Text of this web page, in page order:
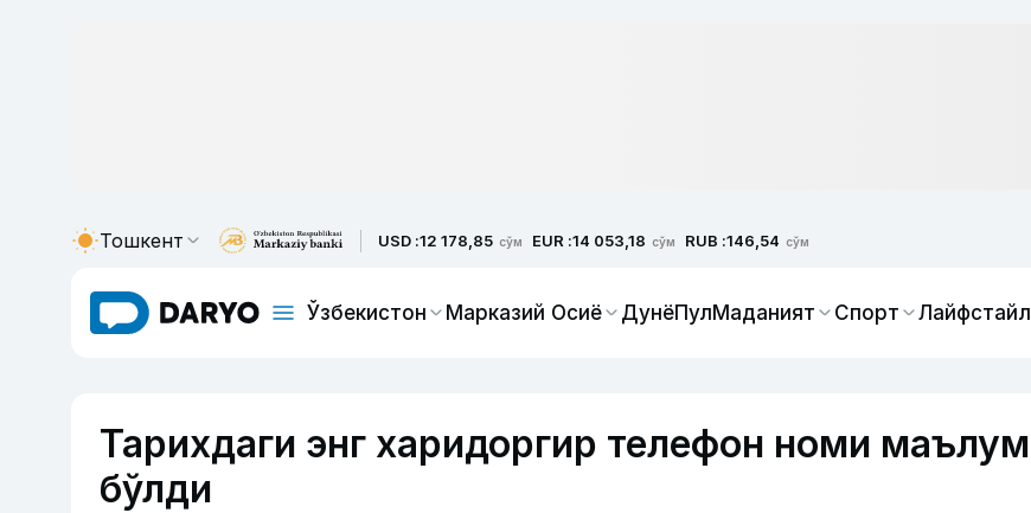
Тошкент USD :12 178,85 сўм EUR :14 053,18 сўм RUB :146,54 сўм
Ўзбекистон Марказий Осиё ДунёПулМаданият Спорт Лайфстайл
Тарихдаги энг харидоргир телефон номи маълум
бўлди